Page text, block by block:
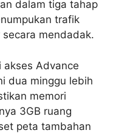
dalam tiga tahap
trafik
mendadak.
akses Advance
dua minggu lebih
memori
3GB ruang
peta tambahan